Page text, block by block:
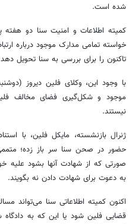
شده است.
کمیته اطلاعات و امنیت سنا دو
خواسته تمامی مدارک موجود درباره
تاکنون را برای بررسی به سنا تحویل
با وجود این، وکلای فلین دیروز
موجود و شکل‌گیری فضای مخالف
نیستند.
ژنرال بازنشسته، مایکل فلین، با
حضور در صحن سنا سر باز زده؛ متممی
صورتی که از شهادت آنها بشود علیه
به دعوت برای شهادت دادن نه بگویند.
اکنون کمیته اطلاعاتی سنا می‌تواند
قضایی فلین شود یا این که به